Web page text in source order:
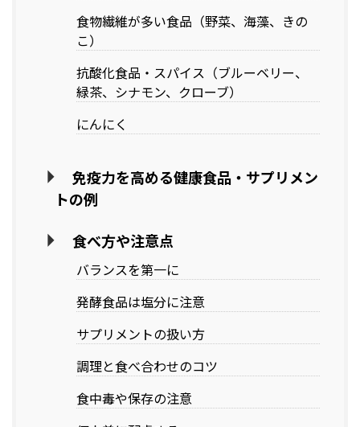
食物繊維が多い食品（野菜、海藻、きの
こ）
抗酸化食品・スパイス（ブルーベリー、
緑茶、シナモン、クローブ）
にんにく
免疫力を高める健康食品・サプリメン
トの例
食べ方や注意点
バランスを第一に
発酵食品は塩分に注意
サプリメントの扱い方
調理と食べ合わせのコツ
食中毒や保存の注意